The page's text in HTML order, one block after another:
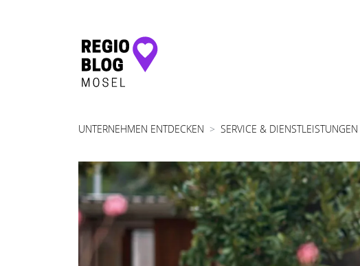
Hauptnavigation
UNTERNEHMEN ENTDECKEN SERVICE & DIENSTLEISTUNGEN